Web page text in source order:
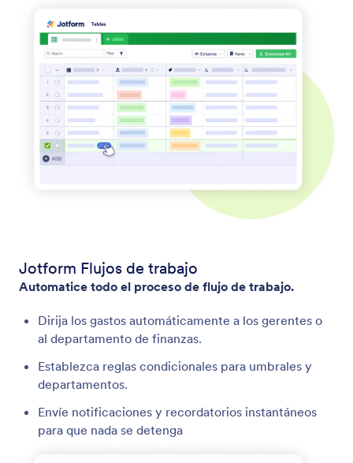
Jotform Flujos de trabajo
Automatice todo el proceso de flujo de trabajo.
Dirija los gastos automáticamente a los gerentes o
al departamento de finanzas.
Establezca reglas condicionales para umbrales y
departamentos.
Envíe notificaciones y recordatorios instantáneos
para que nada se detenga